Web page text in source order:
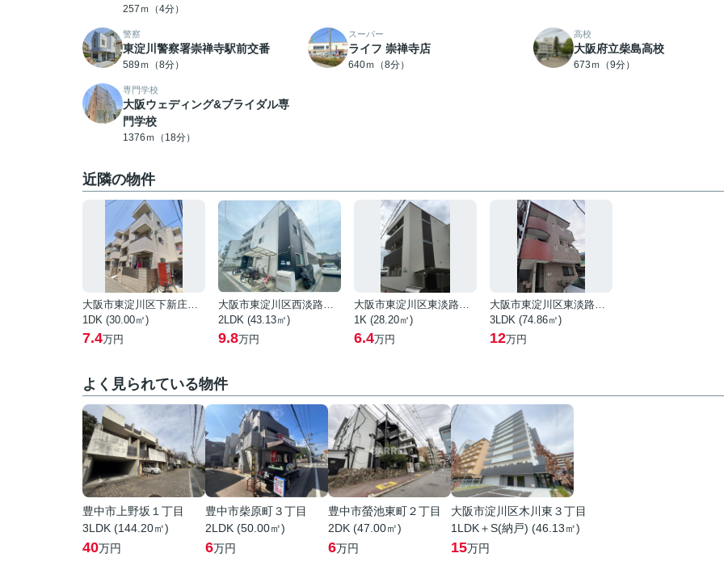
257ｍ（4分）
警察
東淀川警察署崇禅寺駅前交番
589ｍ（8分）
スーパー
ライフ 崇禅寺店
640ｍ（8分）
高校
大阪府立柴島高校
673ｍ（9分）
専門学校
大阪ウェディング&ブライダル専
門学校
1376ｍ（18分）
近隣の物件
大阪市東淀川区下新庄２丁目
1DK (30.00㎡)
7.4万円
大阪市東淀川区西淡路３丁目
2LDK (43.13㎡)
9.8万円
大阪市東淀川区東淡路５丁目
1K (28.20㎡)
6.4万円
大阪市東淀川区東淡路４丁目
3LDK (74.86㎡)
12万円
よく見られている物件
豊中市上野坂１丁目
3LDK (144.20㎡)
40万円
豊中市柴原町３丁目
2LDK (50.00㎡)
6万円
豊中市螢池東町２丁目
2DK (47.00㎡)
6万円
大阪市淀川区木川東３丁目
1LDK＋S(納戸) (46.13㎡)
15万円